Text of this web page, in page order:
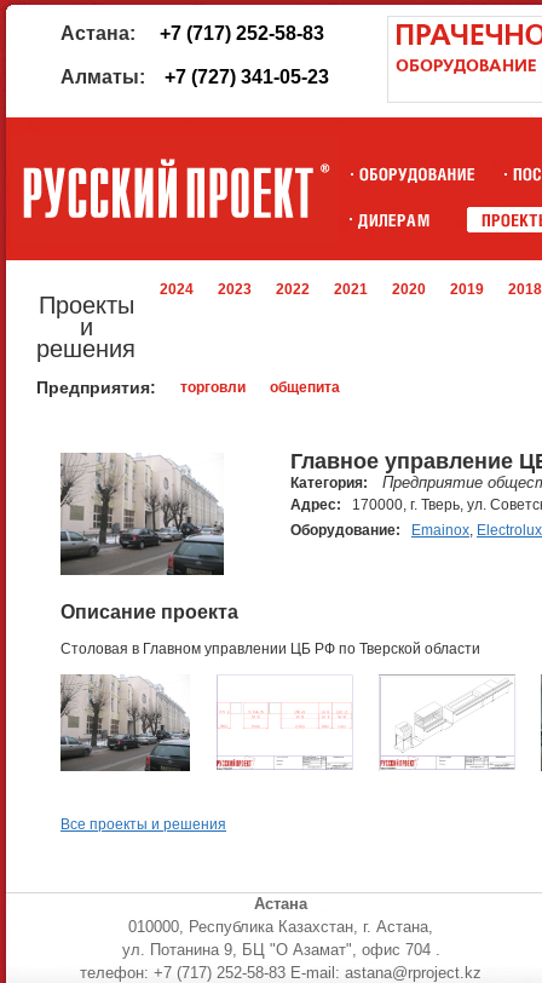
Астана: +7 (717) 252-58-83
Алматы: +7 (727) 341-05-23
Проекты
и
решения
2024 2023 2022 2021 2020 2019 2018
Предприятия: торговли общепита
Главное управление
Категория: Предприятие
Адрес:
170000, г. Тверь, ул.
Оборудование:
Emainox, Electrolux
Описание проекта
Столовая в Главном управлении ЦБ РФ по Тверской области
Все проекты и решения
Астана
010000, Республика Казахстан, г. Астана,
ул. Потанина 9, БЦ "О Азамат", офис 704 .
телефон: +7 (717) 252-58-83 E-mail: astana@rproject.kz